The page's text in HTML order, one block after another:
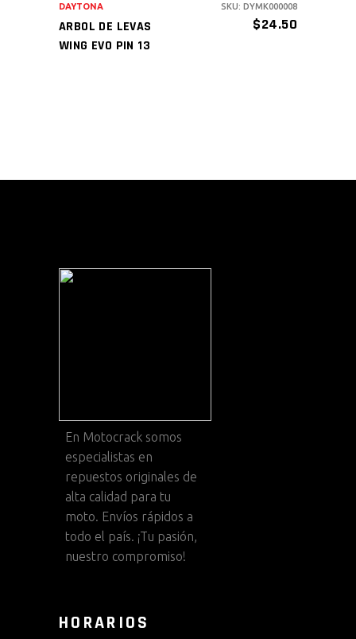
ARBOL DE LEVAS
WING EVO PIN 13
$24.50
DAYTONA SKU: DYMK000008
En Motocrack somos
especialistas en
repuestos originales de
alta calidad para tu
moto. Envíos rápidos a
todo el país. ¡Tu pasión,
nuestro compromiso!
HORARIOS